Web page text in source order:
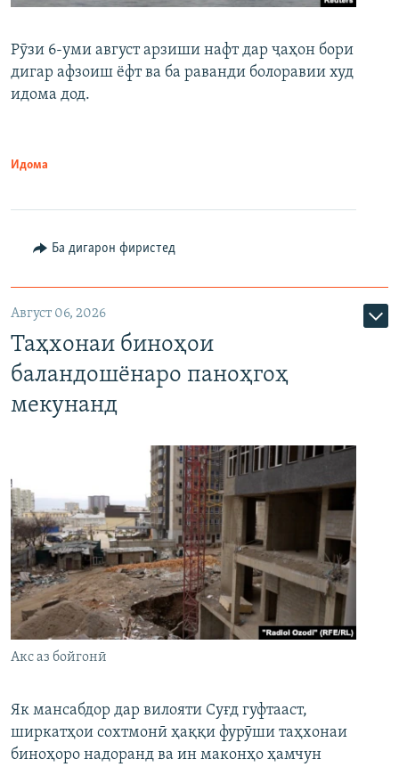
Рӯзи 6-уми август арзиши нафт дар ҷаҳон бори
дигар афзоиш ёфт ва ба раванди болоравии худ
идома дод.
Идома
Ба дигарон фиристед
Август 06, 2026
Таҳхонаи биноҳои
баландошёнаро паноҳгоҳ
мекунанд
Акс аз бойгонӣ
Як мансабдор дар вилояти Суғд гуфтааст,
ширкатҳои сохтмонӣ ҳаққи фурӯши таҳхонаи
биноҳоро надоранд ва ин маконҳо ҳамчун